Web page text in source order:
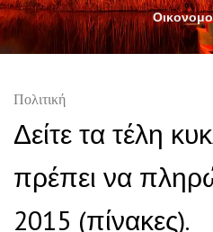
Πολιτική
Δείτε τα τέλη
πρέπει να
2015 (πίνακες).